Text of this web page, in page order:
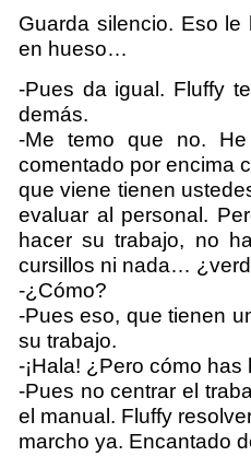
Guarda silencio. Eso
en hueso…
-Pues da igual. Fluffy
demás.
-Me temo que no.
comentado por encima
que viene tienen
evaluar al personal.
hacer su trabajo, no
cursillos ni nada…
-¿Cómo?
-Pues eso, que tienen
su trabajo.
-¡Hala! ¿Pero cómo
-Pues no centrar el
el manual. Fluffy
marcho ya. Encantado